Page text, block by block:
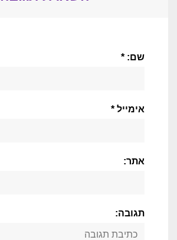
שם: *
אימייל *
אתר:
תגובה: